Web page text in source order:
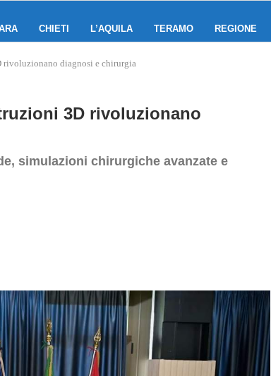
CHIETI L’AQUILA TERAMO REGIONE
diagnosi e chirurgia
3D rivoluzionano
simulazioni chirurgiche avanzate e